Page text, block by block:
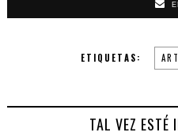
ETIQUETAS:
TAL VEZ ESTÉ